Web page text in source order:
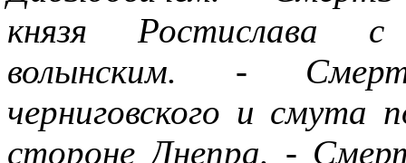
князя Ростислава с
волынским. -
черниговского и смута
стороне Днепра. -